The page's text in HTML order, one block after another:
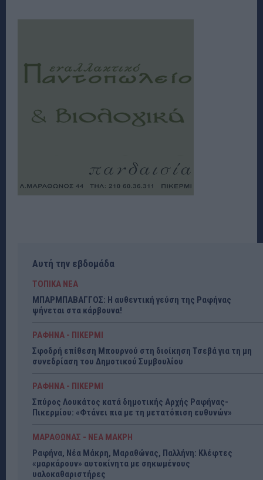
Αυτή την εβδομάδα
ΤΟΠΙΚΑ ΝΕΑ
ΜΠΑΡΜΠΑΒΑΓΓΟΣ: Η αυθεντική γεύση της Ραφήνας
ψήνεται στα κάρβουνα!
ΡΑΦΗΝΑ - ΠΙΚΕΡΜΙ
Σφοδρή επίθεση Μπουρνού στη διοίκηση Τσεβά για τη μη
συνεδρίαση του Δημοτικού Συμβουλίου
ΡΑΦΗΝΑ - ΠΙΚΕΡΜΙ
Σπύρος Λουκάτος κατά δημοτικής Αρχής Ραφήνας-
Πικερμίου: «Φτάνει πια με τη μετατόπιση ευθυνών»
ΜΑΡΑΘΩΝΑΣ - ΝΕΑ ΜΑΚΡΗ
Ραφήνα, Νέα Μάκρη, Μαραθώνας, Παλλήνη: Κλέφτες
«μαρκάρουν» αυτοκίνητα με σηκωμένους
υαλοκαθαριστήρες